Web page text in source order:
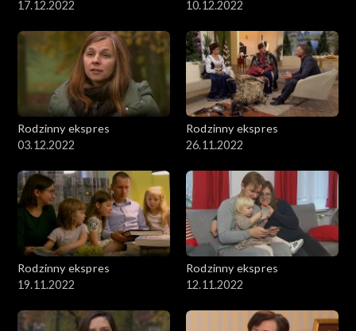
17.12.2022
10.12.2022
Rodzinny ekspres
03.12.2022
Rodzinny ekspres
26.11.2022
Rodzinny ekspres
19.11.2022
Rodzinny ekspres
12.11.2022